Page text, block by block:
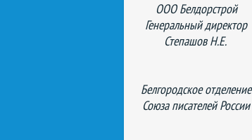
ООО Белдорстрой
Генеральный директор
Степашов Н.Е.
Белгородское отделение
Союза писателей России